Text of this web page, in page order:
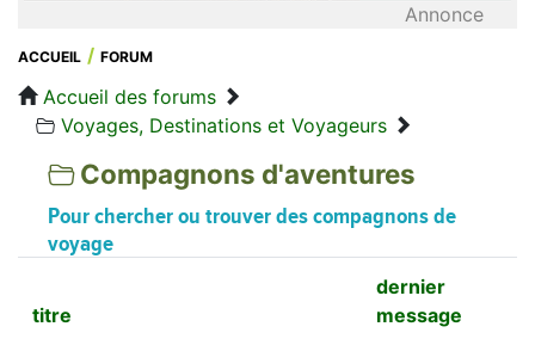
Annonce
ACCUEIL FORUM
Accueil des forums
Voyages, Destinations et Voyageurs
Compagnons d'aventures
Pour chercher ou trouver des compagnons de
voyage
titre
dernier
message